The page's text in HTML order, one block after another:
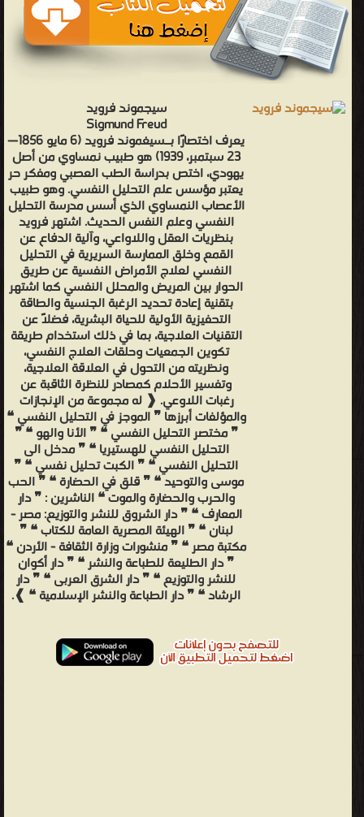
سيجموند فرويد
Sigmund Freud
يعرف اختصارًا بـسيغموند فرويد (6 مايو 1856—
23 سبتمبر، 1939) هو طبيب نمساوي من أصل
يهودي، اختص بدراسة الطب العصبي ومفكر حر
يعتبر مؤسس علم التحليل النفسي. وهو طبيب
الأعصاب النمساوي الذي أسس مدرسة التحليل
النفسي وعلم النفس الحديث. اشتهر فرويد
بنظريات العقل واللاواعي، وآلية الدفاع عن
القمع وخلق الممارسة السريرية في التحليل
النفسي لعلاج الأمراض النفسية عن طريق
الحوار بين المريض والمحلل النفسي كما اشتهر
بتقنية إعادة تحديد الرغبة الجنسية والطاقة
التحفيزية الأولية للحياة البشرية، فضلًا عن
التقنيات العلاجية، بما في ذلك استخدام طريقة
تكوين الجمعيات وحلقات العلاج النفسي،
ونظريته من التحول في العلاقة العلاجية،
وتفسير الأحلام كمصادر للنظرة الثاقبة عن
رغبات اللاوعي. ❰ له مجموعة من الإنجازات
والمؤلفات أبرزها ❞ الموجز في التحليل النفسي ❝
❞ مختصر التحليل النفسي ❝ ❞ الأنا والهو ❝ ❞
التحليل النفسي للهستيريا ❝ ❞ مدخل الى
التحليل النفسي ❝ ❞ الكبت تحليل نفسي ❝ ❞
موسى والتوحيد ❝ ❞ قلق في الحضارة ❝ ❞ الحب
والحرب والحضارة والموت ❝ الناشرين : ❞ دار
المعارف ❝ ❞ دار الشروق للنشر والتوزيع: مصر -
لبنان ❝ ❞ الهيئة المصرية العامة للكتاب ❝ ❞
مكتبة مصر ❝ ❞ منشورات وزارة الثقافة - الأردن ❝
❞ دار الطليعة للطباعة والنشر ❝ ❞ دار أكوان
للنشر والتوزيع ❝ ❞ دار الشرق العربى ❝ ❞ دار
الرشاد ❝ ❞ دار الطباعة والنشر الإسلامية ❝ ❱.